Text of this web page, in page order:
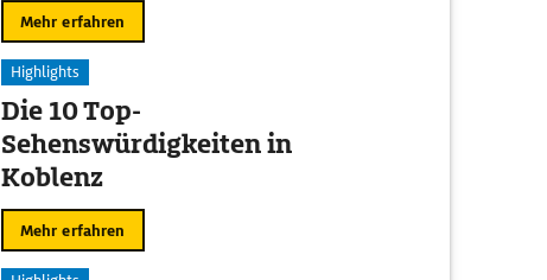
Mehr erfahren
Highlights
Die 10 Top-
Sehenswürdigkeiten in
Koblenz
Mehr erfahren